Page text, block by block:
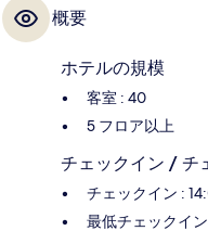
概要
ホテルの規模
客室 : 40
5 フロア以上
チェックイン / チ
チェックイン :
最低チェックイ